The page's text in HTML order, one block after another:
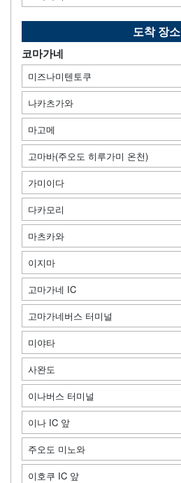
도착 장소
코마가네
미즈나미텐토쿠
나카츠가와
마고메
고마바(주오도 히루가미 온천)
가미이다
다카모리
마츠카와
이지마
고마가네 IC
고마가네버스 터미널
미야타
사완도
이나버스 터미널
이나 IC 앞
주오도 미노와
이호쿠 IC 앞